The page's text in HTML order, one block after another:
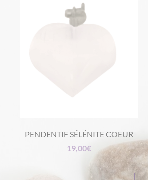
PENDENTIF SÉLÉNITE COEUR
19,00€